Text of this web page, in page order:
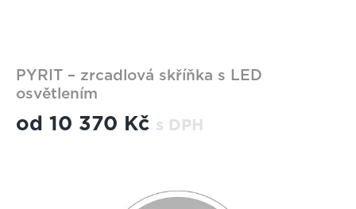
PYRIT – zrcadlová skříňka s LED
osvětlením
od 10 370 Kč s DPH